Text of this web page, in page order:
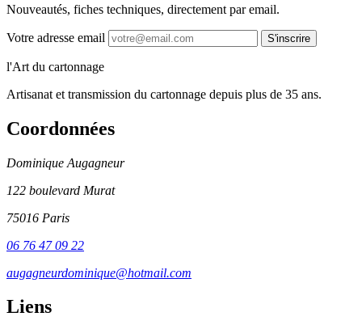
Nouveautés, fiches techniques, directement par email.
Votre adresse email S'inscrire
l'Art du cartonnage
Artisanat et transmission du cartonnage depuis plus de 35 ans.
Coordonnées
Dominique Augagneur
122 boulevard Murat
75016 Paris
06 76 47 09 22
augagneurdominique@hotmail.com
Liens